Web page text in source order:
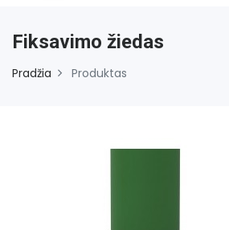
Fiksavimo žiedas
Pradžia Produktas